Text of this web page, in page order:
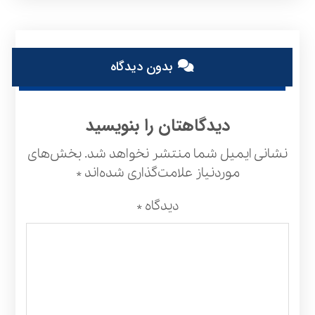
بدون دیدگاه
دیدگاهتان را بنویسید
نشانی ایمیل شما منتشر نخواهد شد.بخش‌های
موردنیاز علامت‌گذاری شده‌اند*
دیدگاه*